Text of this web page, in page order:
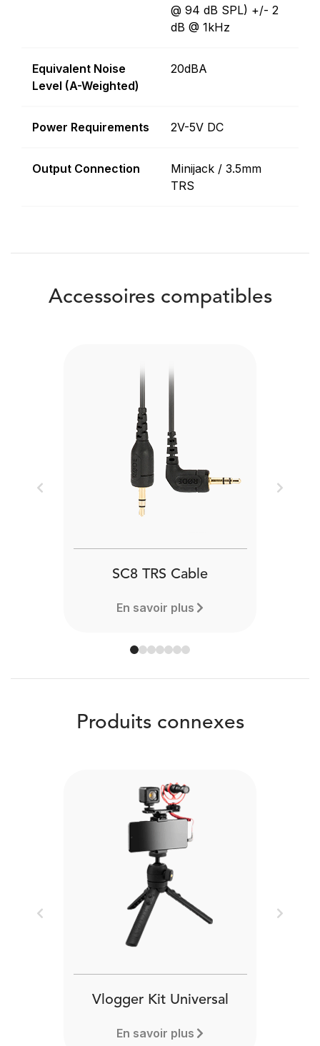
@ 94 dB SPL) +/- 2
dB @ 1kHz
Equivalent Noise
Level (A-Weighted)
20dBA
Power Requirements 2V-5V DC
Output Connection
Minijack / 3.5mm
TRS
Accessoires compatibles
SC8 TRS Cable
En savoir plus
Previous Next
Produits connexes
Vlogger Kit Universal
En savoir plus
Previous Next